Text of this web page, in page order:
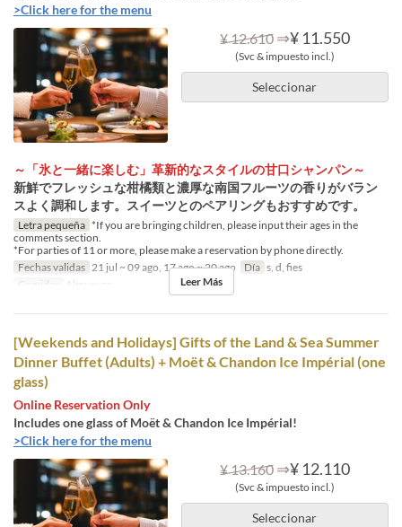
>Click here for the menu
¥ 12.610 ⇒¥ 11.550
(Svc & impuesto incl.)
Seleccionar
～「氷と一緒に楽しむ」革新的なスタイルの甘口シャンパン～
新鮮でフレッシュな柑橘類と濃厚な南国フルーツの香りがバラン
スよく調和します。スイーツとのペアリングもおすすめです。
Letra pequeña *If you are bringing children, please input their ages in the
comments section.
*For parties of 11 or more, please make a reservation by phone directly.
Fechas validas 21 jul ~ 09 ago, 17 ago ~ 20 ago Día s, d, fies
Comidas
Almuerzo Leer Más
[Weekends and Holidays] Gifts of the Land & Sea Summer
Dinner Buffet (Adults) + Moët & Chandon Ice Impérial (one
glass)
Online Reservation Only
Includes one glass of Moët & Chandon Ice Impérial!
>Click here for the menu
¥ 13.160 ⇒¥ 12.110
(Svc & impuesto incl.)
Seleccionar